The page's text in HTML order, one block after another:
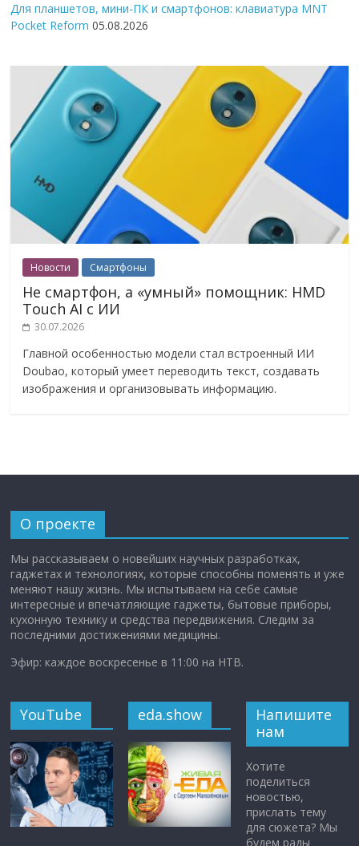
Для планшетов, мини-ПК и смартфонов: клавиатура MNT
Pocket Reform 05.08.2026
Новости Смартфоны
Не смартфон, а «умный» помощник: HMD
Touch AI с ИИ
30.07.2026
Главной особенностью модели стал встроенный ИИ
Doubao, который умеет переводить текст, создавать
изображения и организовывать информацию.
О проекте
Мы рассказываем о новейших научных разработках,
гаджетах и технологиях, которые способны поменять и уже
меняют нашу жизнь. Мы испытываем на себе самые
интересные и впечатляющие гаджеты, бытовые приборы,
кухонную технику и средства передвижения. Следим за
последними достижениями медицины.
Эфир: каждое воскресенье в 11:00 на НТВ.
YouTube eda.show
Напишите
нам
Хотите
поделиться
новостью,
прислать тему
для сюжета? Мы
будем рады